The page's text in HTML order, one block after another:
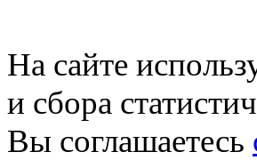
На сайте
и сбора
Вы соглашаетесь